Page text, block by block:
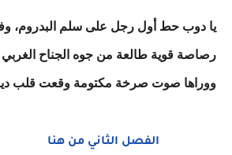
يا دوب حط أول رجل على سلم البدروم،
رصاصة قوية طالعة من جوه الجناح
ووراها صوت صرخة مكتومة وقعت قلب
الفصل الثاني من هنا